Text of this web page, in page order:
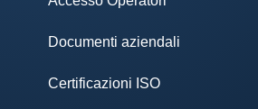
Documenti aziendali
Certificazioni ISO